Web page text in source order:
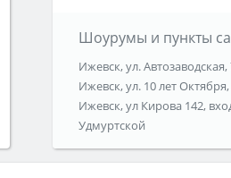
Шоурумы и пункты
Ижевск, ул. Автозаводская,
Ижевск, ул. 10 лет
Ижевск, ул Кирова 142,
Удмуртской